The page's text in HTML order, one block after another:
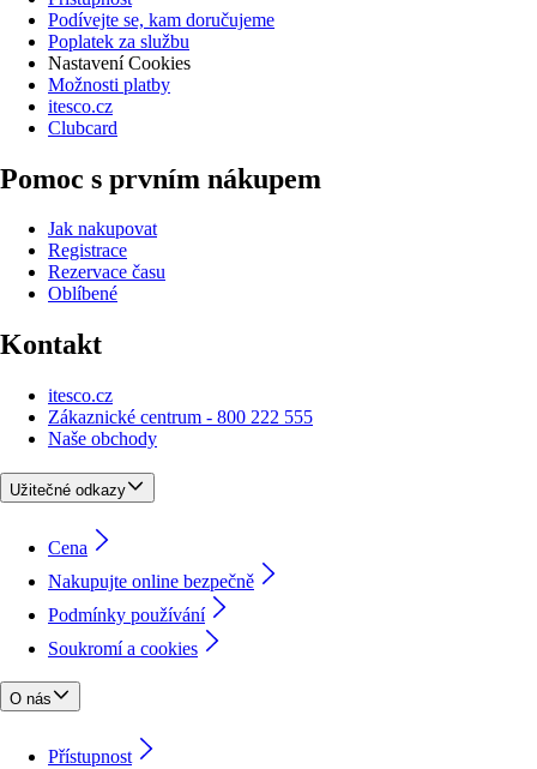
Podívejte se, kam doručujeme
Poplatek za službu
Nastavení Cookies
Možnosti platby
itesco.cz
Clubcard
Pomoc s prvním nákupem
Jak nakupovat
Registrace
Rezervace času
Oblíbené
Kontakt
itesco.cz
Zákaznické centrum - 800 222 555
Naše obchody
Užitečné odkazy
Cena
Nakupujte online bezpečně
Podmínky používání
Soukromí a cookies
O nás
Přístupnost